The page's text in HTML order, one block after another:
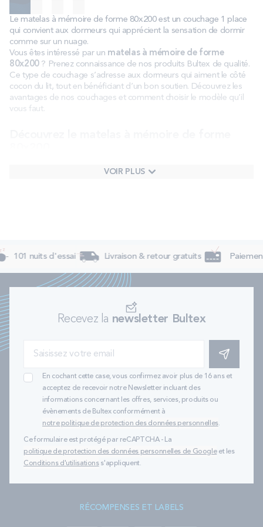
Le matelas à mémoire de forme 80x200 est un couchage 1 place
qui convient aux dormeurs qui apprécient la sensation de dormir
comme sur un nuage.
Vous êtes intéressé par un matelas à mémoire de forme
80x200? Prenez connaissance de nos produits Bultex de qualité.
Ce type de couchage s’adresse aux dormeurs qui aiment le côté
cocon du lit, tout en bénéficiant d’un bon soutien. Découvrez les
avantages de nos couchages et comment choisir le modèle qu’il
vous faut.
matelas à mémoire de forme 80x200
Quelles technologies au service du matelas à
mémoire de forme 80x200 ?
Nos matelas à mémoire de forme 80x200 présentent un cœur
mousse de dernière générationqui offre une grande précision
de soutien. Grâce à ses nombreuses propriétés, le matelas
80x200
Le matelas à mémoire de forme 80x200 est moelleux à la surface :
l’accueil à mémoire de forme confère un côté enveloppant au
. Le cœur du matelas est généralement ferme : il permet
de soutenir le corps du dormeur etd’aligner correctement sa
colonne vertébralependant son sommeil. Ainsi, la qualité de ses
nuits en est améliorée.
Avec le matelas à mémoire de forme 80x200 cm, vous bénéficiez
VOIR PLUS
101 nuits d'essai Livraison & retour gratuits
Recevez la newsletter Bultex
S'INSCRIRE
En cochant cette case, vous confirmez avoir plus de 16 ans et
acceptez de recevoir notre Newsletter incluant des
informations concernant les offres, services, produits ou
évènements de Bultex conformément à
notre politique de protection des données personnelles.
Ce formulaire est protégé par reCAPTCHA - La
politique de protection des données personnelles de Googleet les
Conditions d'utilisationss'appliquent.
RÉCOMPENSES ET LABELS